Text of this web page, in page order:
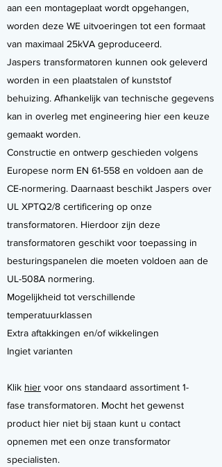
aan een montageplaat wordt opgehangen,
worden deze WE uitvoeringen tot een formaat
van maximaal 25kVA geproduceerd.
Jaspers transformatoren kunnen ook geleverd
worden in een plaatstalen of kunststof
behuizing. Afhankelijk van technische gegevens
kan in overleg met engineering hier een keuze
gemaakt worden.
Constructie en ontwerp geschieden volgens
Europese norm EN 61-558 en voldoen aan de
CE-normering. Daarnaast beschikt Jaspers over
UL XPTQ2/8 certificering op onze
transformatoren. Hierdoor zijn deze
transformatoren geschikt voor toepassing in
besturingspanelen die moeten voldoen aan de
UL-508A normering.
Mogelijkheid tot verschillende
temperatuurklassen
Extra aftakkingen en/of wikkelingen
Ingiet varianten
Klik hier voor ons standaard assortiment 1-
fase transformatoren. Mocht het gewenst
product hier niet bij staan kunt u contact
opnemen met een onze transformator
specialisten.